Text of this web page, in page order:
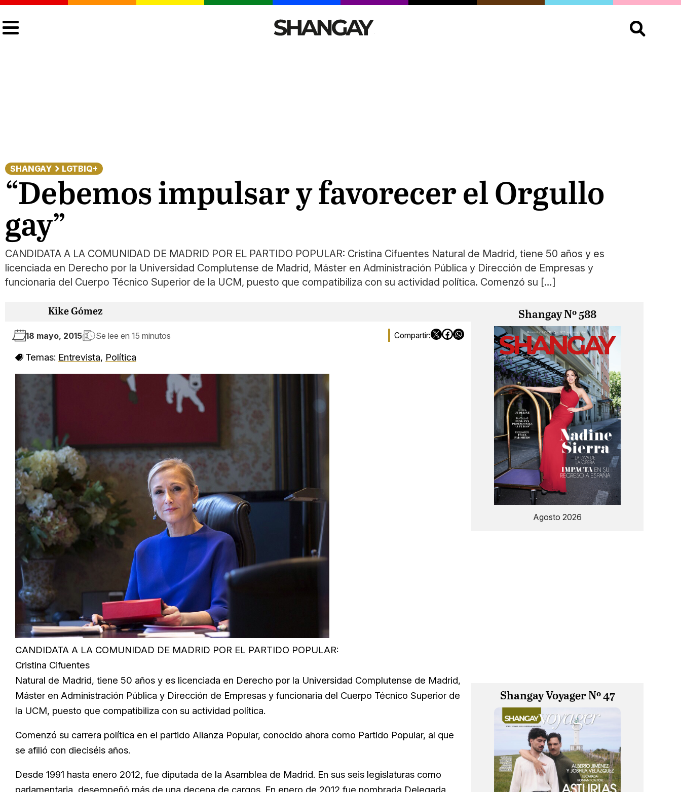
Buscar:
SHANGAY LGTBIQ+
“Debemos impulsar y favorecer el Orgullo
gay”
CANDIDATA A LA COMUNIDAD DE MADRID POR EL PARTIDO POPULAR: Cristina Cifuentes Natural de Madrid, tiene 50 años y es
licenciada en Derecho por la Universidad Complutense de Madrid, Máster en Administración Pública y Dirección de Empresas y
funcionaria del Cuerpo Técnico Superior de la UCM, puesto que compatibiliza con su actividad política. Comenzó su […]
Kike Gómez
18 mayo, 2015 Se lee en 15 minutos
Temas: Entrevista, Política
CANDIDATA A LA COMUNIDAD DE MADRID POR EL PARTIDO POPULAR:
Cristina Cifuentes
Natural de Madrid, tiene 50 años y es licenciada en Derecho por la Universidad Complutense de Madrid,
Máster en Administración Pública y Dirección de Empresas y funcionaria del Cuerpo Técnico Superior de
la UCM, puesto que compatibiliza con su actividad política.
Comenzó su carrera política en el partido Alianza Popular, conocido ahora como Partido Popular, al que
se afilió con dieciséis años.
Desde 1991 hasta enero 2012, fue diputada de la Asamblea de Madrid. En sus seis legislaturas como
parlamentaria, desempeñó más de una decena de cargos. En enero de 2012 fue nombrada Delegada
Shangay Nº 588
Agosto 2026
Shangay Voyager Nº 47